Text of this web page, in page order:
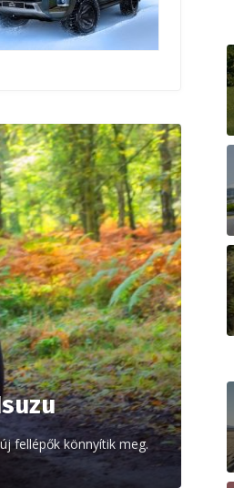
fellépők könnyítik meg.